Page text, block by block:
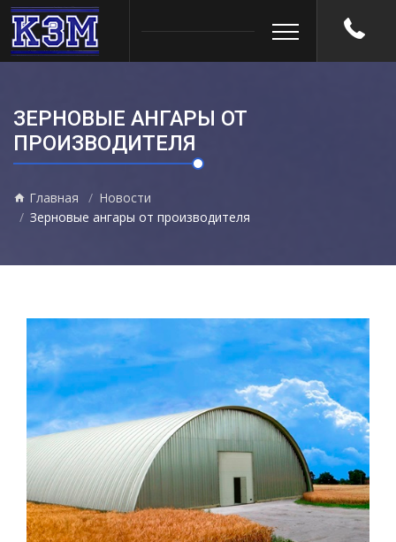
ЗЕРНОВЫЕ АНГАРЫ ОТ
ПРОИЗВОДИТЕЛЯ
Главная
Новости
Зерновые ангары от производителя